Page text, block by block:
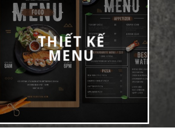
THIẾT KẾ
MENU